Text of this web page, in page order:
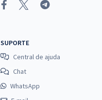
SUPORTE
Central de ajuda
Chat
WhatsApp